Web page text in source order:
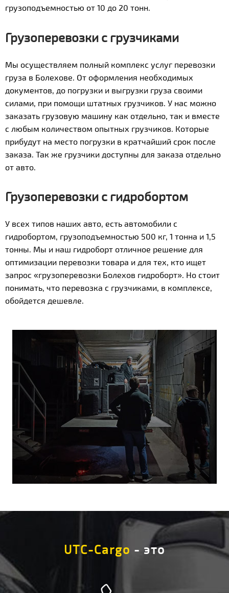
грузоподъемностью от 10 до 20 тонн.
Грузоперевозки с грузчиками
Мы осуществляем полный комплекс услуг перевозки
груза в Болехове. От оформления необходимых
документов, до погрузки и выгрузки груза своими
силами, при помощи штатных грузчиков. У нас можно
заказать грузовую машину как отдельно, так и вместе
с любым количеством опытных грузчиков. Которые
прибудут на место погрузки в кратчайший срок после
заказа. Так же грузчики доступны для заказа отдельно
от авто.
Грузоперевозки с гидробортом
У всех типов наших авто, есть автомобили с
гидробортом, грузоподъемностью 500 кг, 1 тонна и 1,5
тонны. Мы и наш гидроборт отличное решение для
оптимизации перевозки товара и для тех, кто ищет
запрос «грузоперевозки Болехов гидроборт». Но стоит
понимать, что перевозка с грузчиками, в комплексе,
обойдется дешевле.
UTC-Cargo - это